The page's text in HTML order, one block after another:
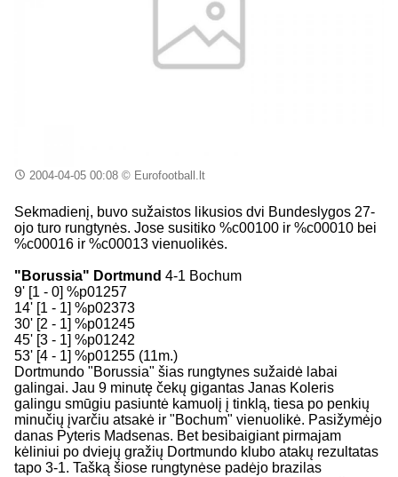
2004-04-05 00:08© Eurofootball.lt
Sekmadienį, buvo sužaistos likusios dvi Bundeslygos 27-
ojo turo rungtynės. Jose susitiko %c00100 ir %c00010 bei
%c00016 ir %c00013 vienuolikės.
"Borussia" Dortmund 4-1 Bochum
9' [1 - 0] %p01257
14' [1 - 1] %p02373
30' [2 - 1] %p01245
45' [3 - 1] %p01242
53' [4 - 1] %p01255 (11m.)
Dortmundo "Borussia" šias rungtynes sužaidė labai
galingai. Jau 9 minutę čekų gigantas Janas Koleris
galingu smūgiu pasiuntė kamuolį į tinklą, tiesa po penkių
minučių įvarčiu atsakė ir "Bochum" vienuolikė. Pasižymėjo
danas Pyteris Madsenas. Bet besibaigiant pirmajam
kėliniui po dviejų gražių Dortmundo klubo atakų rezultatas
tapo 3-1. Tašką šiose rungtynėse padėjo brazilas